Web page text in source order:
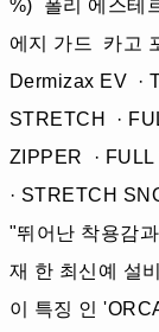
%) 폴리 에스테
에지 가드 카고
Dermizax EV ·
STRETCH ·
ZIPPER ·
· STRETCH
"뛰어난 착용감
재 한 최신예 설
이 특징 인